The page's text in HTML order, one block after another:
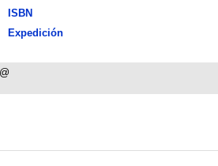
ISBN
Expedición